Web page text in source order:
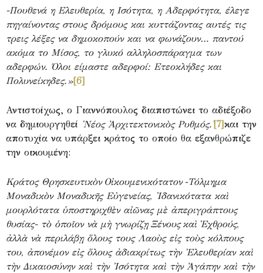
-Πουθενά η Ελευθερία, η Ισότητα, η Αδερφότητα, έλεγε
πηγαίνοντας στους δρόμους και κυττάζοντας αυτές τις
τρεις λέξες να δημοκοπούν και να φωνάζουν… παντού
ακόμα το Μίσος, το γλυκό αλληλοσπάραγμα των
αδερφών. Όλοι είμαστε αδερφοί: Ετεοκλήδες και
Πολυνείκηδες.»[6]
Αντιστοίχως, ο Γιαννόπουλος διαπιστώνει το αδιέξοδο
να δημιουργηθεί ῾Νέος Ἀρχιτεκτονικὸς Ρυθμός.[7]και την
αποτυχία να υπάρξει κράτος το οποίο θα εξανθρώπιζε
την οικουμένη:
Κράτος Θρησκευτικὸν Οἰκουμενικότατον -Τόλμημα
Μοναδικὸν Μοναδικῆς Εὐγενείας, Ἰδανικότατα καὶ
μουρλότατα ὑποστηριχθὲν αἰῶνας μὲ ἀπεριγράπτους
θυσίας- τὸ ὁποῖον νὰ μὴ γνωρίζῃ Ξένους καὶ Ἐχθρούς,
ἀλλὰ νὰ περιλάβῃ ὅλους τους Λαοὺς εἰς τοὺς κόλπους
του, ἀπονέμον εἰς ὅλους ἀδιακρίτως τὴν Ἐλευθερίαν καὶ
τὴν Δικαιοσύνην καὶ τὴν Ἰσότητα καὶ τὴν Ἀγάπην καὶ τὴν